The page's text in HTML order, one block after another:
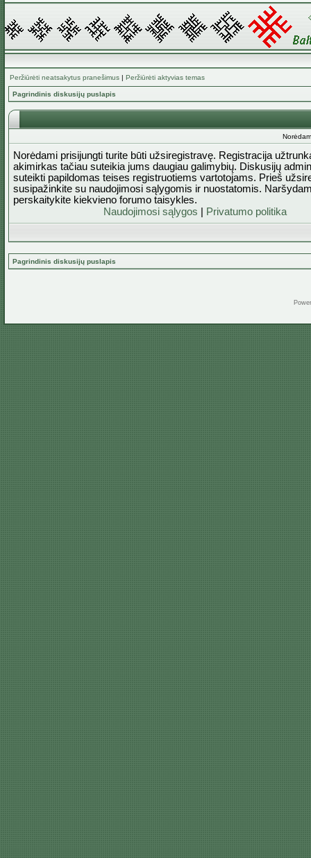
Peržiūrėti neatsakytus pranešimus | Peržiūrėti aktyvias temas
Pagrindinis diskusijų puslapis
Norėdami prisijungti turite būti užsiregistravę. Registracija
akimirkas tačiau suteikia jums daugiau galimybių. Diskusijų
suteikti papildomas teises registruotiems vartotojams. Prieš
susipažinkite su naudojimosi sąlygomis ir nuostatomis.
perskaitykite kiekvieno forumo taisykles.
Naudojimosi sąlygos
Privatumo politika
Pagrindinis diskusijų puslapis